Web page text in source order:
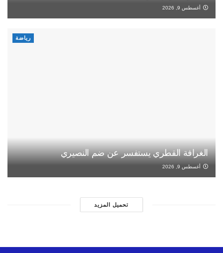
أغسطس 9, 2026
رياضة
الغرافة القطري يستفسر عن ضم النصيري
أغسطس 9, 2026
تحميل المزيد